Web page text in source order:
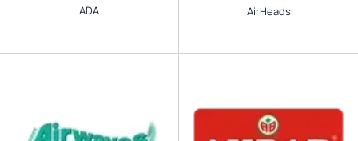
ADA AirHeads